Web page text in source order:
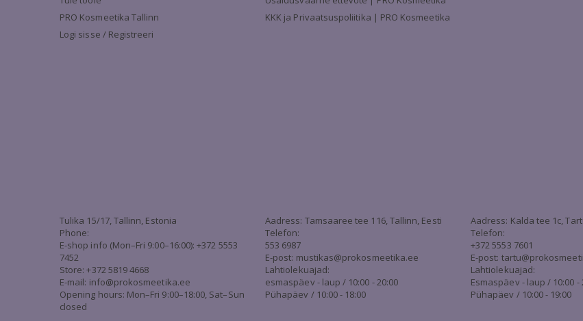
PRO Kosmeetika Tallinn
Logi sisse / Registreeri
KKK ja Privaatsuspoliitika | PRO Kosmeetika
Tulika 15/17, Tallinn, Estonia
Phone:
E-shop info (Mon–Fri 9:00–16:00): +372 5553
7452
Store: +372 5819 4668
E-mail: info@prokosmeetika.ee
Opening hours: Mon–Fri 9:00–18:00, Sat–Sun
closed
Aadress: Tamsaaree tee 116, Tallinn, Eesti
Telefon:
553 6987
E-post: mustikas@prokosmeetika.ee
Lahtiolekuajad:
esmaspäev - laup / 10:00 - 20:00
Pühapäev / 10:00 - 18:00
Aadress: Kalda tee 1c,
Telefon:
+372 5553 7601
E-post:
Lahtiolekuajad:
Esmaspäev - laup / 10:00 -
Pühapäev / 10:00 - 19:00